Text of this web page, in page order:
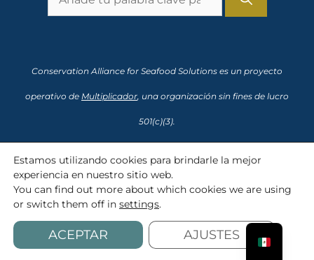
Conservation Alliance for Seafood Solutions es un proyecto
operativo de Multiplicador, una organización sin fines de lucro
501(c)(3).
NIF 91-2166435
SolutionsforSeafood.org © 2008-2026 Conservation Alliance for
Seafood Solutions
Estamos utilizando cookies para brindarle la mejor
experiencia en nuestro sitio web.
You can find out more about which cookies we are using
or switch them off in settings.
ACEPTAR AJUSTES